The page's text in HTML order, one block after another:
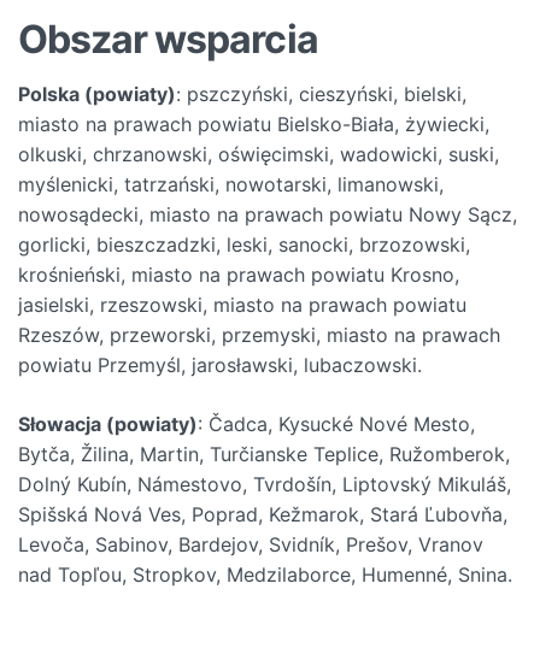
Obszar wsparcia
Polska (powiaty): pszczyński, cieszyński, bielski,
miasto na prawach powiatu Bielsko-Biała, żywiecki,
olkuski, chrzanowski, oświęcimski, wadowicki, suski,
myślenicki, tatrzański, nowotarski, limanowski,
nowosądecki, miasto na prawach powiatu Nowy Sącz,
gorlicki, bieszczadzki, leski, sanocki, brzozowski,
krośnieński, miasto na prawach powiatu Krosno,
jasielski, rzeszowski, miasto na prawach powiatu
Rzeszów, przeworski, przemyski, miasto na prawach
powiatu Przemyśl, jarosławski, lubaczowski.
Słowacja (powiaty): Čadca, Kysucké Nové Mesto,
Bytča, Žilina, Martin, Turčianske Teplice, Ružomberok,
Dolný Kubín, Námestovo, Tvrdošín, Liptovský Mikuláš,
Spišská Nová Ves, Poprad, Kežmarok, Stará Ľubovňa,
Levoča, Sabinov, Bardejov, Svidník, Prešov, Vranov
nad Topľou, Stropkov, Medzilaborce, Humenné, Snina.